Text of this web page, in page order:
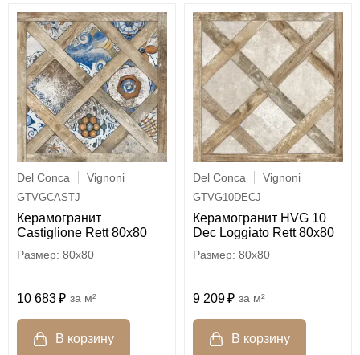
Del Conca Vignoni
GTVGCASTJ
Керамогранит
Castiglione Rett 80x80
80x80
10 683 м²
Del Conca Vignoni
GTVG10DECJ
Керамогранит HVG 10
Dec Loggiato Rett 80х80
80x80
9 209 м²